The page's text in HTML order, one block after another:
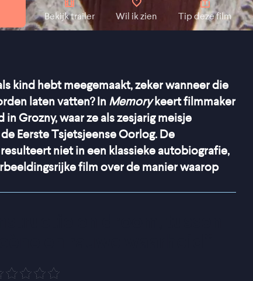
Bekijk trailer Wil ik zien Tip deze film
kind hebt meegemaakt, zeker wanneer die
laten vatten? In Memorykeert filmmaker
Grozny, waar ze als zesjarig meisje
Eerste Tsjetsjeense Oorlog. De
niet in een klassieke autobiografie,
film over de manier waarop